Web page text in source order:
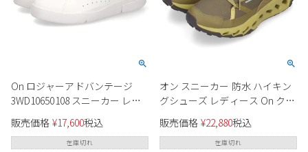
On ロジャーアドバンテージ
3WD10650108 スニーカー レデ
ィース
販売価格 ¥17,600税込
在庫切れ
オン スニーカー 防水 ハイキン
グシューズ レディース On クラ
ウドホライズン ウォータープ
ルーフ サファリ/オリーブ 撥水
クッション性 グリップ 耐久性
販売価格 ¥22,880税込
在庫切れ